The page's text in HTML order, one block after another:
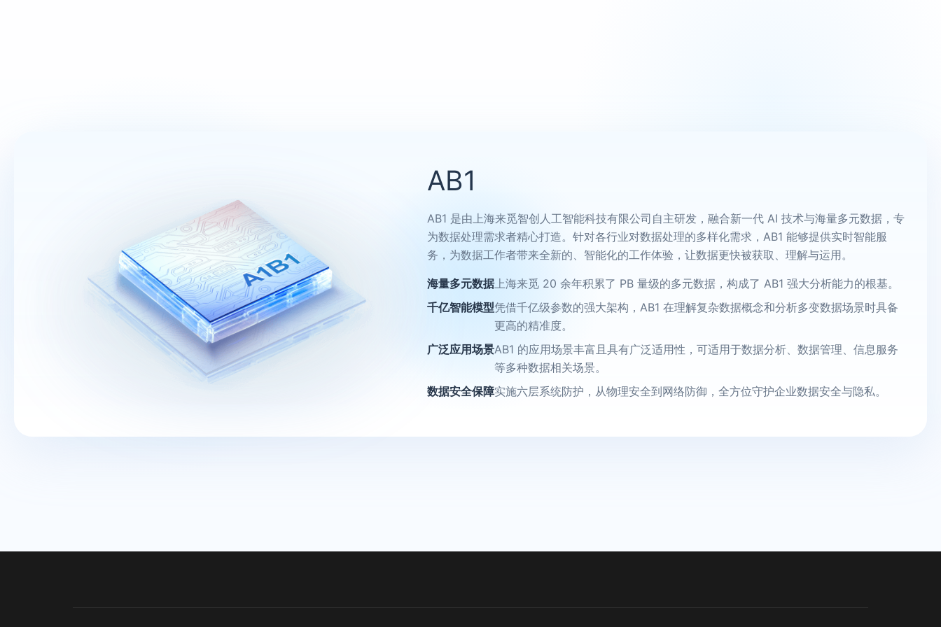
AB1
AB1 是由上海来觅智创人工智能科技有限公司自主研发，融合新一代 AI 技术与海量多元数据，专
为数据处理需求者精心打造。针对各行业对数据处理的多样化需求，AB1 能够提供实时智能服
务，为数据工作者带来全新的、智能化的工作体验，让数据更快被获取、理解与运用。
海量多元数据上海来觅 20 余年积累了 PB 量级的多元数据，构成了 AB1 强大分析能力的根基。
千亿智能模型凭借千亿级参数的强大架构，AB1 在理解复杂数据概念和分析多变数据场景时具备
更高的精准度。
广泛应用场景AB1 的应用场景丰富且具有广泛适用性，可适用于数据分析、数据管理、信息服务
等多种数据相关场景。
数据安全保障实施六层系统防护，从物理安全到网络防御，全方位守护企业数据安全与隐私。